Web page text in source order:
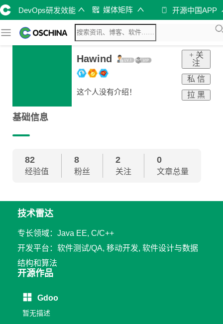
DevOps研发效能 媒体矩阵 开源中国APP
Hawind
这个人没有介绍！
+ 关
注
私 信
拉 黑
基础信息
82
经验值
8
粉丝
2
关注
0
文章总量
技术雷达
专长领域：Java EE, C/C++
开发平台：软件测试/QA, 移动开发, 软件设计与数据
结构和算法
开源作品
Gdoo
暂无描述